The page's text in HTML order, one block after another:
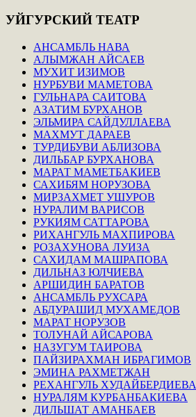
УЙГУРСКИЙ ТЕАТР
АНСАМБЛЬ НАВА
АЛЫМЖАН АЙСАЕВ
МУХИТ ИЗИМОВ
НУРБУВИ МАМЕТОВА
ГУЛЬНАРА САИТОВА
АЗАТИМ БУРХАНОВ
ЭЛЬМИРА САЙДУЛЛАЕВА
МАХМУТ ДАРАЕВ
ТУРДИБУВИ АБЛИЗОВА
ДИЛЬБАР БУРХАНОВА
МАРАТ МАМЕТБАКИЕВ
САХИБЯМ НОРУЗОВА
МИРЗАХМЕТ УШУРОВ
НУРАЛИМ ВАРИСОВ
РУКИЯМ САТТАРОВА
РИХАНГУЛЬ МАХПИРОВА
РОЗАХУНОВА ЛУИЗА
САХИДАМ МАШРАПОВА
ДИЛЬНАЗ ЮЛЧИЕВА
АРШИДИН БАРАТОВ
АНСАМБЛЬ РУХСАРА
АБДУРАШИД МУХАМЕДОВ
МАРАТ НОРУЗОВ
ТОЛУНАЙ АЙСАРОВА
НАЗУГУМ ТАИРОВА
ПАЙЗИРАХМАН ИБРАГИМОВ
ЭМИНА РАХМЕТЖАН
РЕХАНГУЛЬ ХУДАЙБЕРДИЕВА
НУРАЛЯМ КУРБАНБАКИЕВА
ДИЛЬШАТ АМАНБАЕВ